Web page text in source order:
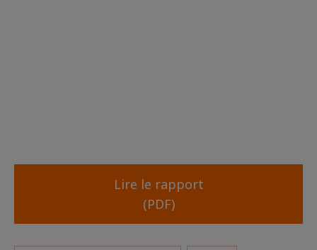
Lire le rapport
(PDF)